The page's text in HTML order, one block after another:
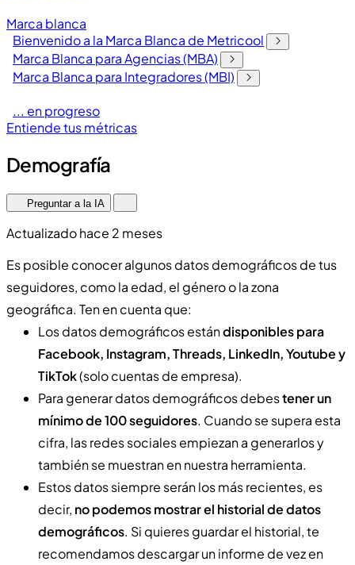
Marca blanca
Bienvenido a la Marca Blanca de Metricool
Marca Blanca para Agencias (MBA)
Marca Blanca para Integradores (MBI)
... en progreso
Entiende tus métricas
Demografía
Preguntar a la IA
Actualizado hace 2 meses
Es posible conocer algunos datos demográficos de tus
seguidores, como la edad, el género o la zona
geográfica. Ten en cuenta que:
Los datos demográficos estándisponibles para
Facebook, Instagram, Threads, LinkedIn, Youtube y
TikTok(solo cuentas de empresa).
Para generar datos demográficos debestener un
mínimo de 100 seguidores. Cuando se supera esta
cifra, las redes sociales empiezan a generarlos y
también se muestran en nuestra herramienta.
Estos datos siempre serán los más recientes, es
decir, no podemos mostrar el historial de datos
demográficos. Si quieres guardar el historial, te
recomendamos descargar un informe de vez en